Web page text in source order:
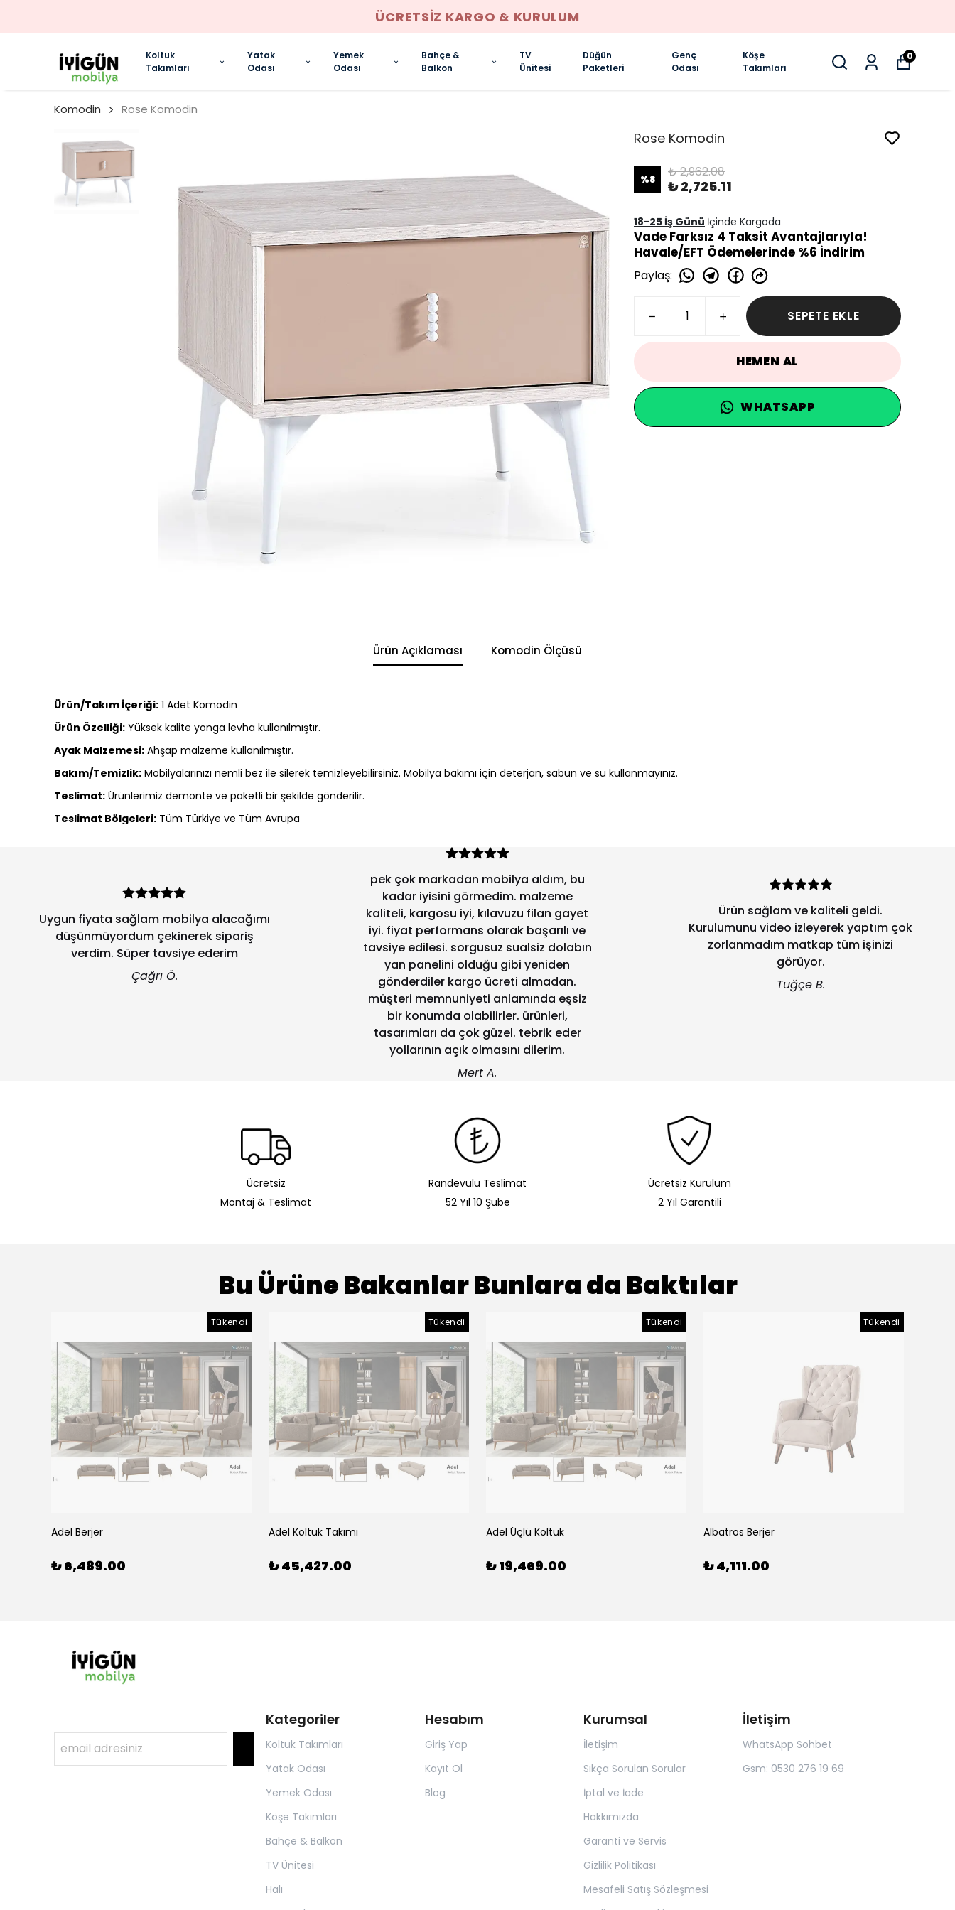
ÜCRETSIZ KARGO & KURULUM
Koltuk
Takımları
Yatak
Odası
Yemek
Odası
Bahçe &
Balkon
TV
Ünitesi
Düğün
Paketleri
Genç
Odası
Köşe
Takımları
0
Komodin Rose Komodin
Rose Komodin
%8 ₺ 2,962.08
₺ 2,725.11
18-25 İş Günü İçinde Kargoda
Vade Farksız 4 Taksit Avantajlarıyla!
Havale/EFT Ödemelerinde %6 İndirim
Paylaş:
SEPETE EKLE
HEMEN AL
WHATSAPP
Ürün Açıklaması Komodin Ölçüsü
Ürün/Takım İçeriği: 1 Adet Komodin
Ürün Özelliği: Yüksek kalite yonga levha kullanılmıştır.
Ayak Malzemesi: Ahşap malzeme kullanılmıştır.
Bakım/Temizlik: Mobilyalarınızı nemli bez ile silerek temizleyebilirsiniz. Mobilya bakımı için deterjan, sabun ve su kullanmayınız.
Teslimat: Ürünlerimiz demonte ve paketli bir şekilde gönderilir.
Teslimat Bölgeleri: Tüm Türkiye ve Tüm Avrupa
Uygun fiyata sağlam mobilya alacağımı
düşünmüyordum çekinerek sipariş
verdim. Süper tavsiye ederim
Çağrı Ö.
pek çok markadan mobilya aldım, bu
kadar iyisini görmedim. malzeme
kaliteli, kargosu iyi, kılavuzu filan gayet
iyi. fiyat performans olarak başarılı ve
tavsiye edilesi. sorgusuz sualsiz dolabın
yan panelini olduğu gibi yeniden
gönderdiler kargo ücreti almadan.
müşteri memnuniyeti anlamında eşsiz
bir konumda olabilirler. ürünleri,
tasarımları da çok güzel. tebrik eder
yollarının açık olmasını dilerim.
Mert A.
Ürün sağlam ve kaliteli geldi.
Kurulumunu video izleyerek yaptım çok
zorlanmadım matkap tüm işinizi
görüyor.
Tuğçe B.
Ücretsiz
Montaj & Teslimat
Randevulu Teslimat
52 Yıl 10 Şube
Ücretsiz Kurulum
2 Yıl Garantili
Bu Ürüne Bakanlar Bunlara da Baktılar
Tükendi
Adel Berjer
₺ 6,489.00
Tükendi
Adel Koltuk Takımı
₺ 45,427.00
Tükendi
Adel Üçlü Koltuk
₺ 19,469.00
Tükendi
Albatros Berjer
₺ 4,111.00
Kategoriler
Koltuk Takımları
Yatak Odası
Yemek Odası
Köşe Takımları
Bahçe & Balkon
TV Ünitesi
Halı
Hesabım
Giriş Yap
Kayıt Ol
Blog
Kurumsal
İletişim
Sıkça Sorulan Sorular
İptal ve İade
Hakkımızda
Garanti ve Servis
Gizlilik Politikası
Mesafeli Satış Sözleşmesi
İletişim
WhatsApp Sohbet
Gsm: 0530 276 19 69